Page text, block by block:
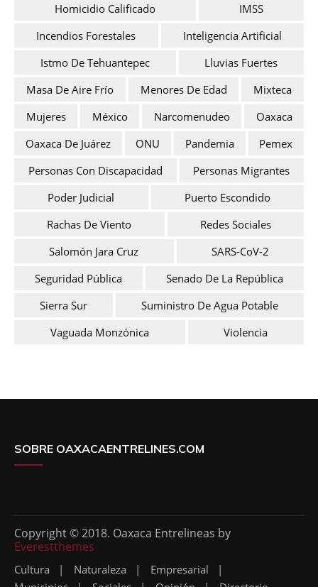
Homicidio Calificado
IMSS
Incendios Forestales
Inteligencia Artificial
Istmo De Tehuantepec
Lluvias Fuertes
Masa De Aire Frío
Menores De Edad
Mixteca
Mujeres
México Narcomenudeo
Oaxaca
Oaxaca De Juárez
ONU Pandemia
Pemex
Personas Con Discapacidad
Personas Migrantes
Poder Judicial
Puerto Escondido
Rachas De Viento
Redes Sociales
Salomón Jara Cruz
SARS-CoV-2
Seguridad Pública
Senado De La República
Sierra Sur
Suministro De Agua Potable
Vaguada Monzónica
Violencia
SOBRE OAXACAENTRELINES.COM
Copyright © 2018. Oaxaca Entrelineas by
Everestthemes
Cultura Naturaleza
Empresarial